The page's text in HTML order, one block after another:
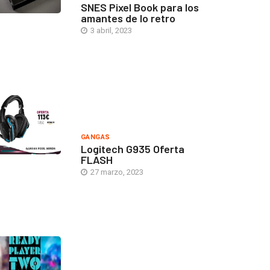
SNES Pixel Book para los
amantes de lo retro
3 abril, 2023
GANGAS
Logitech G935 Oferta
FLASH
27 marzo, 2023